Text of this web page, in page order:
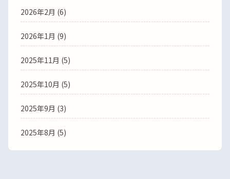
2026年2月 (6)
2026年1月 (9)
2025年11月 (5)
2025年10月 (5)
2025年9月 (3)
2025年8月 (5)